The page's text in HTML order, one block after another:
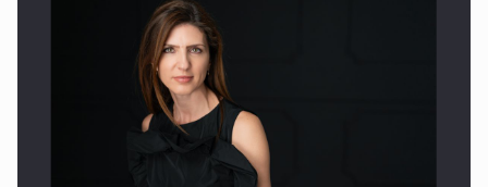
PUTTING ROMANIAN CORPORATE COMPANIES ON THE
INTERNATIONAL BUSINESS SCENE